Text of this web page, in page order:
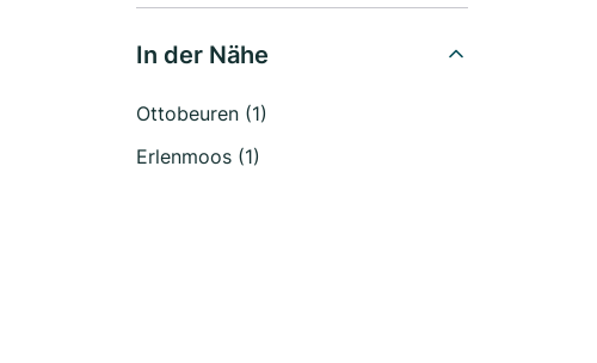
In der Nähe
Ottobeuren (1)
Erlenmoos (1)